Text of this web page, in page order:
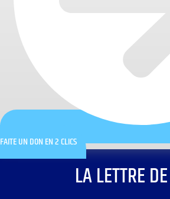
FAITE UN DON EN 2 CLICS
LA LETTRE